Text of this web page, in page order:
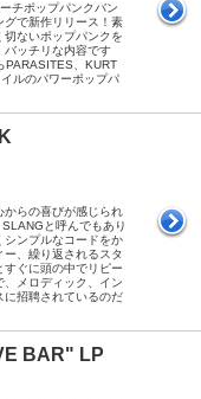
チポップパンクバン
グで新作リリース！素
ないポップパンクを
バッチリな内容です
PARASITES、KURT
ルのパワーポップパ
からの喜びが感じられ
と呼んでもあり
シンプルなコードをか
ー、繰り返されるスタ
すぐに頭の中でリピー
、メロディック、イン
に招聘されているのだ
BAR" LP